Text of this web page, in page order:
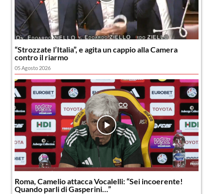
“Strozzate l’Italia”, e agita un cappio alla Camera
contro il riarmo
05 Agosto 2026
Roma, Camelio attacca Vocalelli: “Sei incoerente!
Quando parli di Gasperini…”